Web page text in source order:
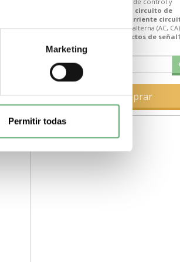
Marketing
Permitir todas
Tensión circuito de
Tipo corriente
de controlCorriente alterna (AC, CA)
Composición contactos de señal1
NA
-
Comprar